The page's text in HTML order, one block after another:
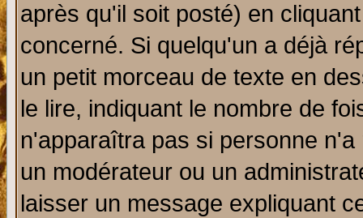
après qu'il soit posté) en
concerné. Si quelqu'un a déjà
un petit morceau de texte en
le lire, indiquant le nombre de
n'apparaîtra pas si personne
un modérateur ou un
laisser un message expliquant